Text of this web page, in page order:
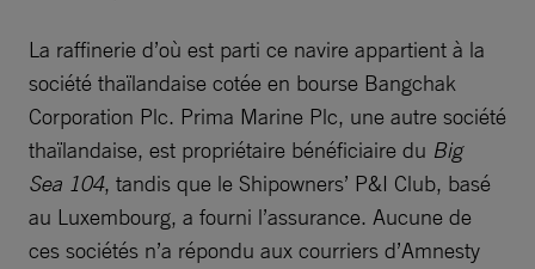
La raffinerie d’où est parti ce navire appartient à la
société thaïlandaise cotée en bourse Bangchak
Corporation Plc. Prima Marine Plc, une autre société
thaïlandaise, est propriétaire bénéficiaire du Big
Sea 104, tandis que le Shipowners’ P&I Club, basé
au Luxembourg, a fourni l’assurance. Aucune de
ces sociétés n’a répondu aux courriers d’Amnesty